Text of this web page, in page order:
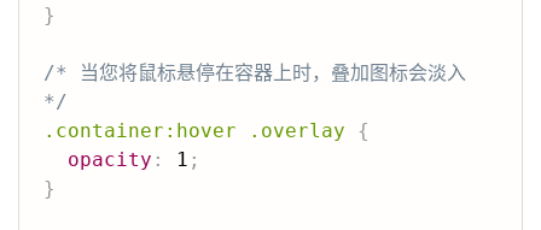
}
/* 当您将鼠标悬停在容器上时，叠加图标会淡入
*/
.container:hover .overlay
{
opacity : 1 ;
}